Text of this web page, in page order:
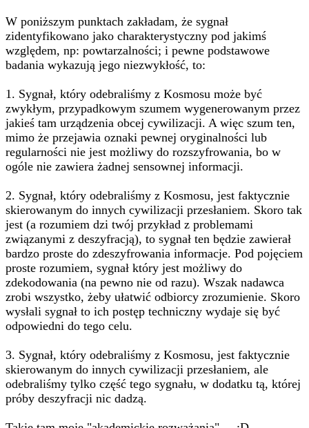
W poniższym punktach zakładam, że sygnał
zidentyfikowano jako charakterystyczny pod jakimś
względem, np: powtarzalności; i pewne podstawowe
badania wykazują jego niezwykłość, to:
1. Sygnał, który odebraliśmy z Kosmosu może być
zwykłym, przypadkowym szumem wygenerowanym przez
jakieś tam urządzenia obcej cywilizacji. A więc szum ten,
mimo że przejawia oznaki pewnej oryginalności lub
regularności nie jest możliwy do rozszyfrowania, bo w
ogóle nie zawiera żadnej sensownej informacji.
2. Sygnał, który odebraliśmy z Kosmosu, jest faktycznie
skierowanym do innych cywilizacji przesłaniem. Skoro tak
jest (a rozumiem dzi twój przykład z problemami
związanymi z deszyfracją), to sygnał ten będzie zawierał
bardzo proste do zdeszyfrowania informacje. Pod pojęciem
proste rozumiem, sygnał który jest możliwy do
zdekodowania (na pewno nie od razu). Wszak nadawca
zrobi wszystko, żeby ułatwić odbiorcy zrozumienie. Skoro
wysłali sygnał to ich postęp techniczny wydaje się być
odpowiedni do tego celu.
3. Sygnał, który odebraliśmy z Kosmosu, jest faktycznie
skierowanym do innych cywilizacji przesłaniem, ale
odebraliśmy tylko część tego sygnału, w dodatku tą, której
próby deszyfracji nic dadzą.